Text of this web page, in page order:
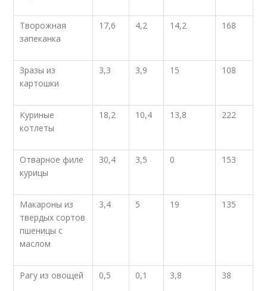
Творожная
запеканка
17,6 4,2 14,2 168
Зразы из
картошки
3,3 3,9 15 108
Куриные
котлеты
18,2 10,4 13,8 222
Отварное филе
курицы
30,4 3,5 0 153
Макароны из
твердых сортов
пшеницы с
маслом
3,4 5 19 135
Рагу из овощей 0,5 0,1 3,8 38